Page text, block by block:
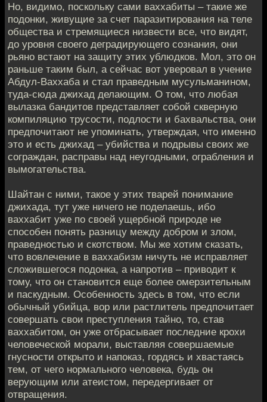
Но, видимо, поскольку сами ваххабиты – такие же
подонки, живущие за счет паразитирования на теле
общества и стремящиеся низвести все, что видят,
до уровня своего деградирующего сознания, они
рьяно встают на защиту этих ублюдков. Мол, это он
раньше таким был, а сейчас вот уверовал в учение
Абдул-Ваххаба и стал праведным мусульманином,
туда-сюда джихад делающим. О том, что любая
вылазка бандитов представляет собой скверную
компиляцию трусости, подлости и бахвальства, они
предпочитают не упоминать, утверждая, что именно
это и есть джихад – убийства и подрывы своих же
сограждан, расправы над неугодными, ограбления и
вымогательства.
Шайтан с ними, такое у этих тварей понимание
джихада, тут уже ничего не поделаешь, ибо
ваххабит уже по своей ущербной природе не
способен понять разницу между добром и злом,
праведностью и скотством. Мы же хотим сказать,
что вовлечение в ваххабизм ничуть не исправляет
сложившегося подонка, а напротив – приводит к
тому, что он становится еще более омерзительным
и паскудным. Особенность здесь в том, что если
обычный убийца, вор или растлитель предпочитает
совершать свои преступления тайно, то, став
ваххабитом, он уже отбрасывает последние крохи
человеческой морали, выставляя совершаемые
гнусности открыто и напоказ, гордясь и хвастаясь
тем, от чего нормального человека, будь он
верующим или атеистом, передергивает от
отвращения.